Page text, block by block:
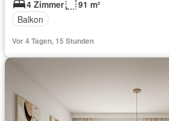
4 Zimmer
91 m²
Balkon
Vor 4 Tagen, 15 Stunden